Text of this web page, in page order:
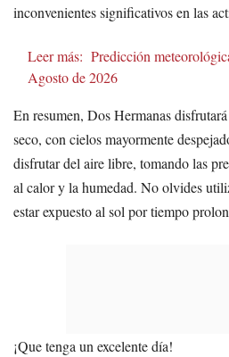
inconvenientes significativos en las
Leer más: Predicción
Agosto de 2026
En resumen, Dos Hermanas
seco, con cielos mayormente
disfrutar del aire libre, tomando las
al calor y la humedad. No olvides
estar expuesto al sol por tiempo
¡Que tenga un excelente día!